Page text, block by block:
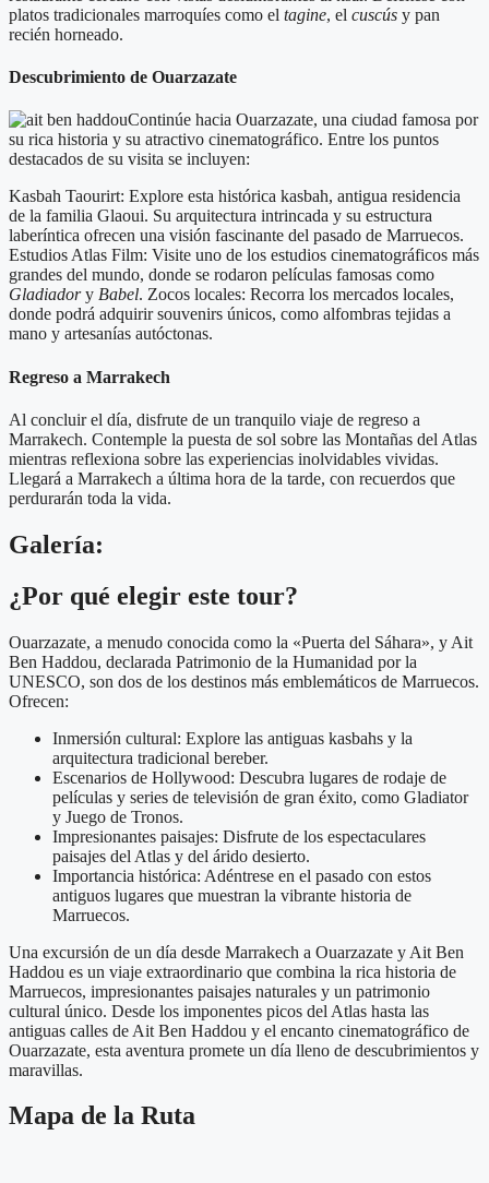
platos tradicionales marroquíes como el tagine, el cuscús y pan
recién horneado.
Descubrimiento de Ouarzazate
Continúe hacia Ouarzazate, una ciudad famosa por
su rica historia y su atractivo cinematográfico. Entre los puntos
destacados de su visita se incluyen:
Kasbah Taourirt: Explore esta histórica kasbah, antigua residencia
de la familia Glaoui. Su arquitectura intrincada y su estructura
laberíntica ofrecen una visión fascinante del pasado de Marruecos.
Estudios Atlas Film: Visite uno de los estudios cinematográficos más
grandes del mundo, donde se rodaron películas famosas como
Gladiadory Babel. Zocos locales: Recorra los mercados locales,
donde podrá adquirir souvenirs únicos, como alfombras tejidas a
mano y artesanías autóctonas.
Regreso a Marrakech
Al concluir el día, disfrute de un tranquilo viaje de regreso a
Marrakech. Contemple la puesta de sol sobre las Montañas del Atlas
mientras reflexiona sobre las experiencias inolvidables vividas.
Llegará a Marrakech a última hora de la tarde, con recuerdos que
perdurarán toda la vida.
Galería:
¿Por qué elegir este tour?
Ouarzazate, a menudo conocida como la «Puerta del Sáhara», y Ait
Ben Haddou, declarada Patrimonio de la Humanidad por la
UNESCO, son dos de los destinos más emblemáticos de Marruecos.
Ofrecen:
Inmersión cultural: Explore las antiguas kasbahs y la
arquitectura tradicional bereber.
Escenarios de Hollywood: Descubra lugares de rodaje de
películas y series de televisión de gran éxito, como Gladiator
y Juego de Tronos.
Impresionantes paisajes: Disfrute de los espectaculares
paisajes del Atlas y del árido desierto.
Importancia histórica: Adéntrese en el pasado con estos
antiguos lugares que muestran la vibrante historia de
Marruecos.
Una excursión de un día desde Marrakech a Ouarzazate y Ait Ben
Haddou es un viaje extraordinario que combina la rica historia de
Marruecos, impresionantes paisajes naturales y un patrimonio
cultural único. Desde los imponentes picos del Atlas hasta las
antiguas calles de Ait Ben Haddou y el encanto cinematográfico de
Ouarzazate, esta aventura promete un día lleno de descubrimientos y
maravillas.
Mapa de la Ruta